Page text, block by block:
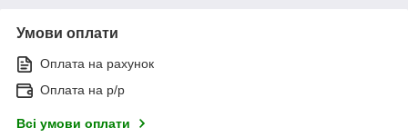
Умови оплати
Оплата на рахунок
Оплата на р/р
Всі умови оплати